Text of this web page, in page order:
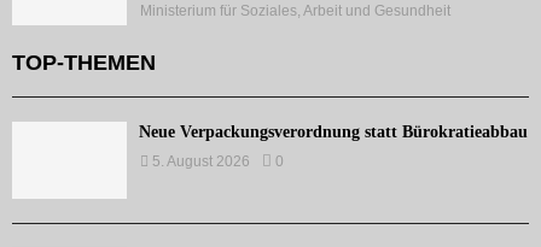
Ministerium für Soziales, Arbeit und Gesundheit
TOP-THEMEN
Neue Verpackungsverordnung statt Bürokratieabbau
5. August 2026 0